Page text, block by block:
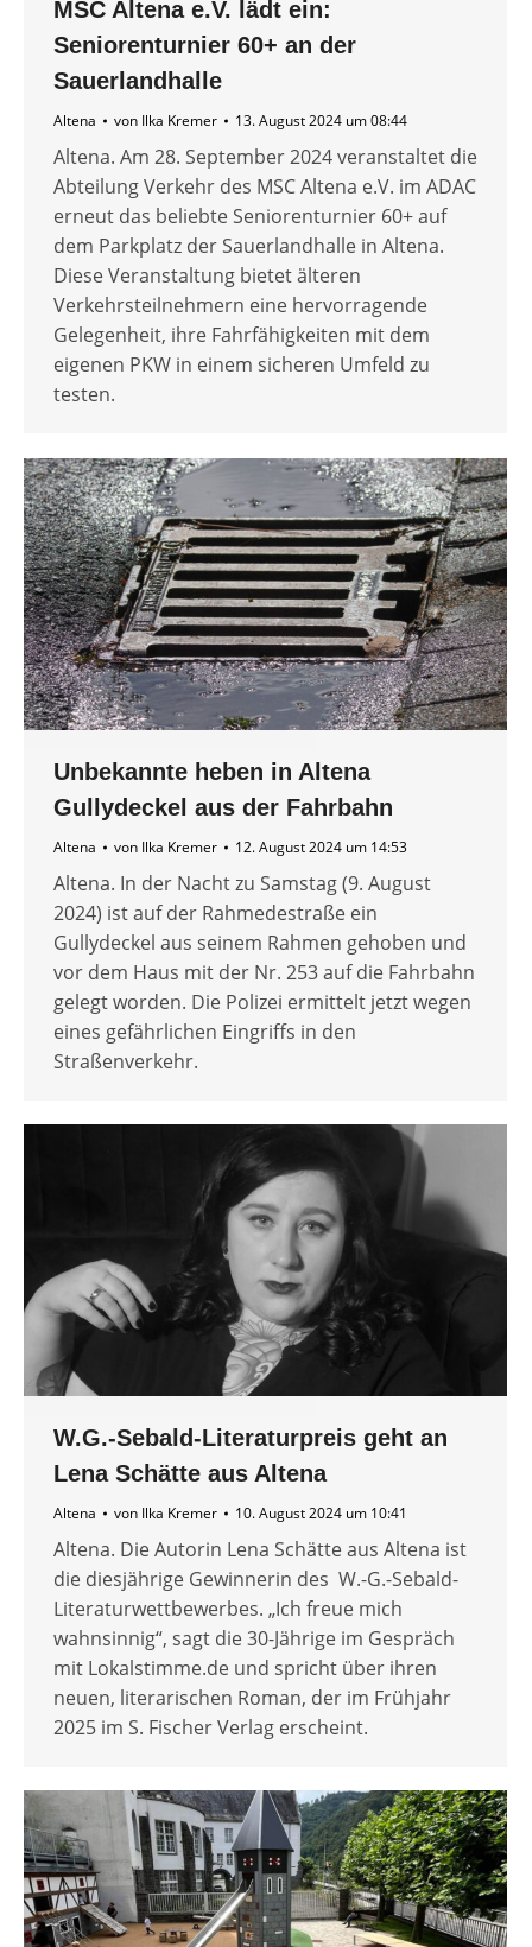
MSC Altena e.V. lädt ein:
Seniorenturnier 60+ an der
Sauerlandhalle
Altena von Ilka Kremer 13. August 2024 um 08:44
Altena. Am 28. September 2024 veranstaltet die
Abteilung Verkehr des MSC Altena e.V. im ADAC
erneut das beliebte Seniorenturnier 60+ auf
dem Parkplatz der Sauerlandhalle in Altena.
Diese Veranstaltung bietet älteren
Verkehrsteilnehmern eine hervorragende
Gelegenheit, ihre Fahrfähigkeiten mit dem
eigenen PKW in einem sicheren Umfeld zu
testen.
Unbekannte heben in Altena
Gullydeckel aus der Fahrbahn
Altena von Ilka Kremer 12. August 2024 um 14:53
Altena. In der Nacht zu Samstag (9. August
2024) ist auf der Rahmedestraße ein
Gullydeckel aus seinem Rahmen gehoben und
vor dem Haus mit der Nr. 253 auf die Fahrbahn
gelegt worden. Die Polizei ermittelt jetzt wegen
eines gefährlichen Eingriffs in den
Straßenverkehr.
W.G.-Sebald-Literaturpreis geht an
Lena Schätte aus Altena
Altena von Ilka Kremer 10. August 2024 um 10:41
Altena. Die Autorin Lena Schätte aus Altena ist
die diesjährige Gewinnerin des W.-G.-Sebald-
Literaturwettbewerbes. „Ich freue mich
wahnsinnig“, sagt die 30-Jährige im Gespräch
mit Lokalstimme.de und spricht über ihren
neuen, literarischen Roman, der im Frühjahr
2025 im S. Fischer Verlag erscheint.